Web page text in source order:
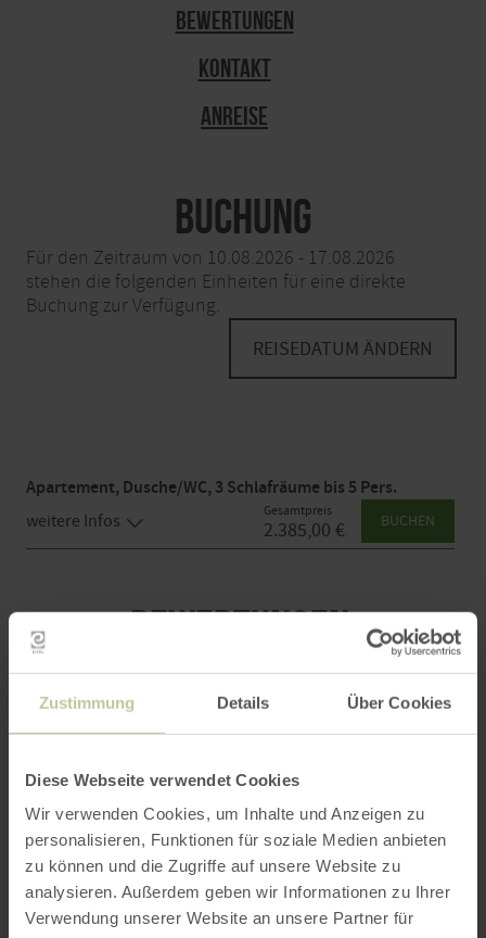
Zustimmung Details Über Cookies
Diese Webseite verwendet Cookies
Wir verwenden Cookies, um Inhalte und Anzeigen zu
personalisieren, Funktionen für soziale Medien anbieten
zu können und die Zugriffe auf unsere Website zu
analysieren. Außerdem geben wir Informationen zu Ihrer
Verwendung unserer Website an unsere Partner für
Bewertungen
Kontakt
Anreise
Buchung
Für den Zeitraum von 10.08.2026 - 17.08.2026
stehen die folgenden Einheiten für eine direkte
Buchung zur Verfügung.
REISEDATUM ÄNDERN
Apartement, Dusche/WC, 3 Schlafräume bis 5 Pers.
weitere Infos Gesamtpreis
2.385,00 € BUCHEN
Apartment mit 3 Schlafzimmern für bis zu 5
Personen, einem Badezimmer und separatem
Bewertungen
Werte basieren auf verifizierten Gästebewertungen
unterschiedlicher Buchungsportale (Quelle:Trust
You)
Highlights aus den1496 Bewertungen
Lage
94%
„Tolle Lage mit guten Parkmöglichkeiten.“